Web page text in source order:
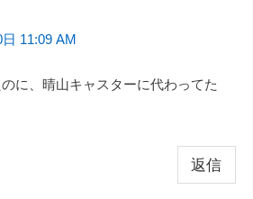
11:09 AM
に、晴山キャスターに代わってた
返信